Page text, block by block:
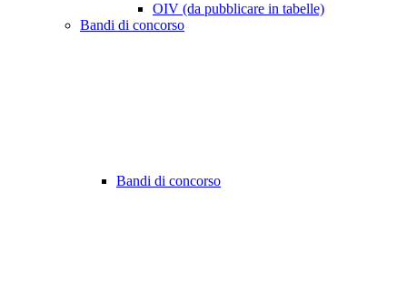
OIV (da pubblicare in tabelle)
Bandi di concorso
Bandi di concorso